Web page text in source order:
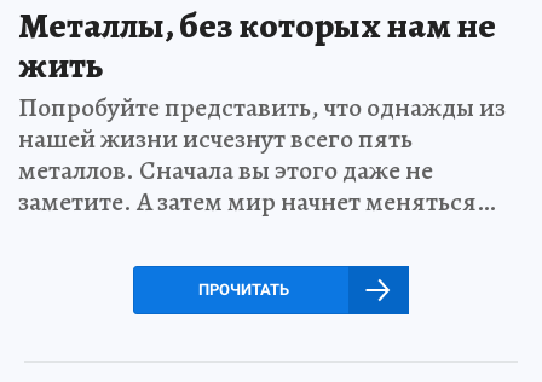
Металлы, без которых нам не
жить
Попробуйте представить, что однажды из
нашей жизни исчезнут всего пять
металлов. Сначала вы этого даже не
заметите. А затем мир начнет меняться…
ПРОЧИТАТЬ